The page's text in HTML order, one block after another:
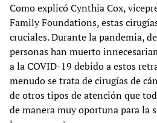
Como explicó Cynthia Cox,
Family Foundations, estas
cruciales. Durante la pandemia,
personas han muerto
a la COVID-19 debido a estos
menudo se trata de cirugías de
de otros tipos de atención que
de manera muy oportuna para la